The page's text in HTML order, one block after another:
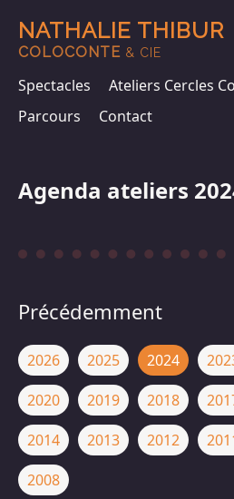
NATHALIE THIBUR
COLOCONTE & CIE
Spectacles Ateliers Cercles
Parcours
Contact
Agenda ateliers
Précédemment
2026 2025 2024
2020
2019 2018
2014
2013 2012
2008